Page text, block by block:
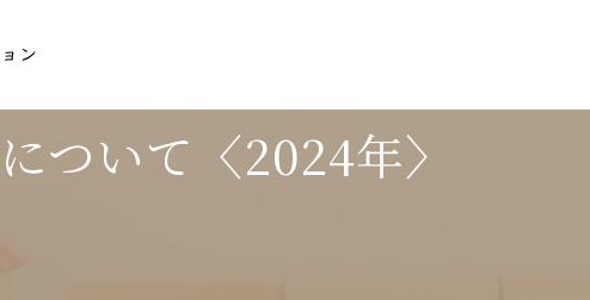
ついて〈2024年〉